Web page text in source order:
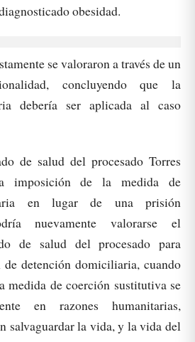
obesidad.
se valoraron a través de un
concluyendo que la
debería ser aplicada al caso
de salud del procesado Torres
imposición de la medida de
en lugar de una prisión
nuevamente valorarse el
de salud del procesado para
de detención domiciliaria, cuando
medida de coerción sustitutiva se
en razones humanitarias,
salvaguardar la vida, y la vida del